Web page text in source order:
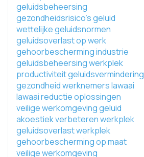
geluidsbeheersing
gezondheidsrisico's geluid
wettelijke geluidsnormen
geluidsoverlast op werk
gehoorbescherming industrie
geluidsbeheersing werkplek
productiviteit geluidsvermindering
gezondheid werknemers lawaai
lawaai reductie oplossingen
veilige werkomgeving geluid
akoestiek verbeteren werkplek
geluidsoverlast werkplek
gehoorbescherming op maat
veilige werkomgeving